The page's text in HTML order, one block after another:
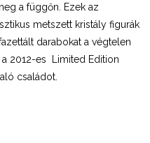
a függőn. Ezek az
metszett kristály figurák
darabokat a végtelen
2012-es Limited Edition
családot.